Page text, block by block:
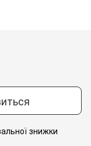
знижки